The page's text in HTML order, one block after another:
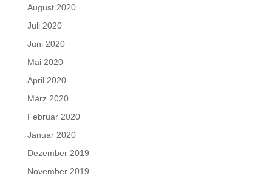
August 2020
Juli 2020
Juni 2020
Mai 2020
April 2020
März 2020
Februar 2020
Januar 2020
Dezember 2019
November 2019